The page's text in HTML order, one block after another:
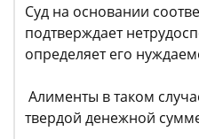
Суд на основании
подтверждает
определяет его
Алименты в таком
твердой денежной